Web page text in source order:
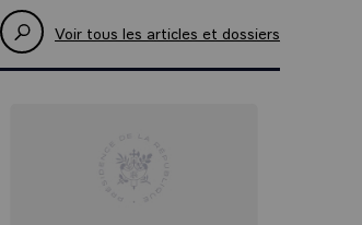
Voir tous les articles et dossiers